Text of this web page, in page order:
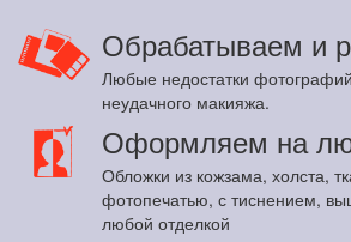
Обрабатываем и
Любые недостатки
неудачного макияжа.
Оформляем на
Обложки из кожзама, холста,
фотопечатью, с тиснением,
любой отделкой